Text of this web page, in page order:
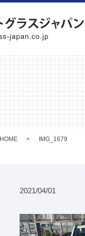
HOME IMG_1679
2021/04/01